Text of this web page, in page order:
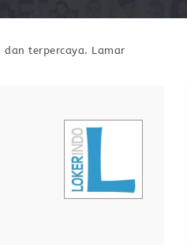
dan terpercaya. Lamar
Tangerang